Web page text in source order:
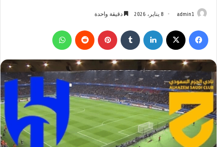
admin1 8 يناير، 2026 دقيقة واحدة
فيسبوك لينكدإن بينتيريست